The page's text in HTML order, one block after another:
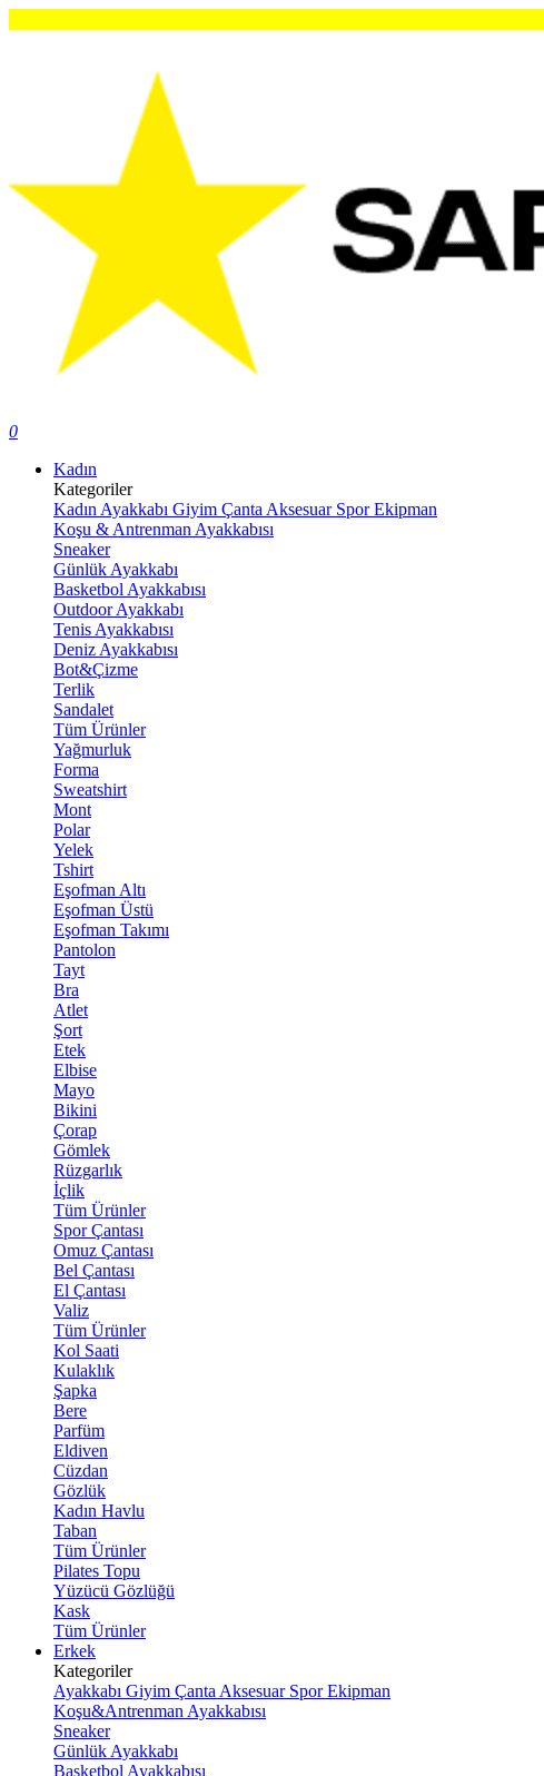
Orijinal
0
Kadın
Kategoriler
Kadın Ayakkabı Giyim Çanta Aksesuar Spor Ekipman
Koşu & Antrenman Ayakkabısı
Sneaker
Günlük Ayakkabı
Basketbol Ayakkabısı
Outdoor Ayakkabı
Tenis Ayakkabısı
Deniz Ayakkabısı
Bot&Çizme
Terlik
Sandalet
Tüm Ürünler
Yağmurluk
Forma
Sweatshirt
Mont
Polar
Yelek
Tshirt
Eşofman Altı
Eşofman Üstü
Eşofman Takımı
Pantolon
Tayt
Bra
Atlet
Şort
Etek
Elbise
Mayo
Bikini
Çorap
Gömlek
Rüzgarlık
İçlik
Tüm Ürünler
Spor Çantası
Omuz Çantası
Bel Çantası
El Çantası
Valiz
Tüm Ürünler
Kol Saati
Kulaklık
Şapka
Bere
Parfüm
Eldiven
Cüzdan
Gözlük
Kadın Havlu
Taban
Tüm Ürünler
Pilates Topu
Yüzücü Gözlüğü
Kask
Tüm Ürünler
Erkek
Kategoriler
Ayakkabı Giyim Çanta Aksesuar Spor Ekipman
Koşu&Antrenman Ayakkabısı
Sneaker
Günlük Ayakkabı
Basketbol Ayakkabısı